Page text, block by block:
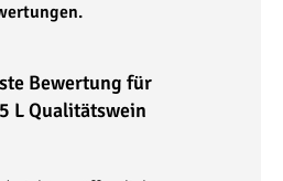
Bewertung für
LQualitätswein